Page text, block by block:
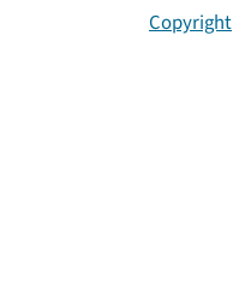
Copyright